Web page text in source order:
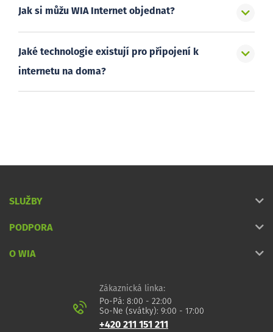
Jak si můžu WIA Internet objednat?
Jaké technologie existují pro připojení k
internetu na doma?
SLUŽBY
PODPORA
O WIA
Zákaznická linka:
Po-Pá: 8:00 - 22:00
So-Ne (svátky): 9:00 - 17:00
+420 211 151 211